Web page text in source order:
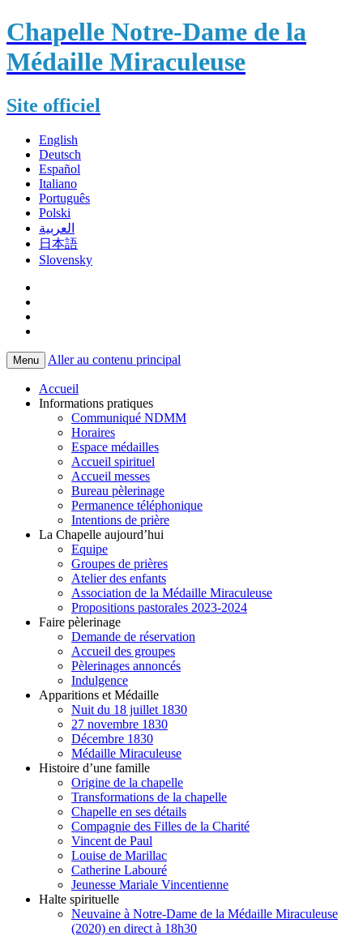
Chapelle Notre-Dame de la
Médaille Miraculeuse
Site officiel
English
Deutsch
Español
Italiano
Português
Polski
العربية
日本語
Slovensky
Menu Aller au contenu principal
Accueil
Informations pratiques
Communiqué NDMM
Horaires
Espace médailles
Accueil spirituel
Accueil messes
Bureau pèlerinage
Permanence téléphonique
Intentions de prière
La Chapelle aujourd’hui
Equipe
Groupes de prières
Atelier des enfants
Association de la Médaille Miraculeuse
Propositions pastorales 2023-2024
Faire pèlerinage
Demande de réservation
Accueil des groupes
Pèlerinages annoncés
Indulgence
Apparitions et Médaille
Nuit du 18 juillet 1830
27 novembre 1830
Décembre 1830
Médaille Miraculeuse
Histoire d’une famille
Origine de la chapelle
Transformations de la chapelle
Chapelle en ses détails
Compagnie des Filles de la Charité
Vincent de Paul
Louise de Marillac
Catherine Labouré
Jeunesse Mariale Vincentienne
Halte spirituelle
Neuvaine à Notre-Dame de la Médaille Miraculeuse
(2020) en direct à 18h30